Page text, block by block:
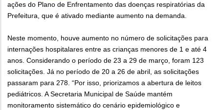
ações do Plano de Enfrentamento das doenças respiratórias da
Prefeitura, que é ativado mediante aumento na demanda.
Neste momento, houve aumento no número de solicitações para
internações hospitalares entre as crianças menores de 1 e até 4
anos. Considerando o período de 23 a 29 de março, foram 123
solicitações. Já no período de 20 a 26 de abril, as solicitações
passaram para 278. “Por isso, priorizamos a abertura de leitos
pediátricos. A Secretaria Municipal de Saúde mantém
monitoramento sistemático do cenário epidemiológico e